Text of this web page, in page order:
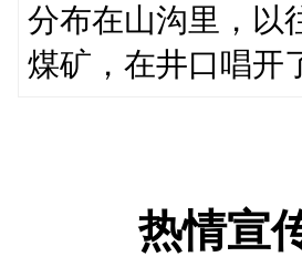
分布在山沟里，以
煤矿，在井口唱开
热情宣